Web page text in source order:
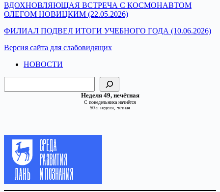
ВДОХНОВЛЯЮЩАЯ ВСТРЕЧА С КОСМОНАВТОМ
ОЛЕГОМ НОВИЦКИМ (22.05.2026)
ФИЛИАЛ ПОДВЕЛ ИТОГИ УЧЕБНОГО ГОДА (10.06.2026)
Версия сайта для слабовидящих
НОВОСТИ
Неделя 49, нечётная
С понедельника начнётся
50-я неделя, чётная